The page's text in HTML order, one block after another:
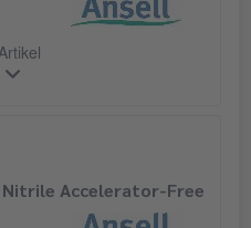
Accelerator-Free